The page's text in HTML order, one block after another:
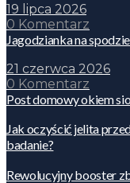
19 lipca 2026
0 Komentarz
Jagodzianka na
21 czerwca 2026
0 Komentarz
Post domowy okiem
Jak oczyścić jelita
badanie?
Rewolucyjny booster